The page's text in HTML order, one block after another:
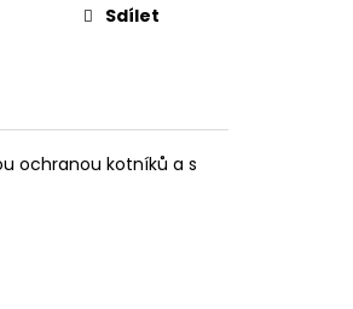
Sdílet
ochranou kotníků a s